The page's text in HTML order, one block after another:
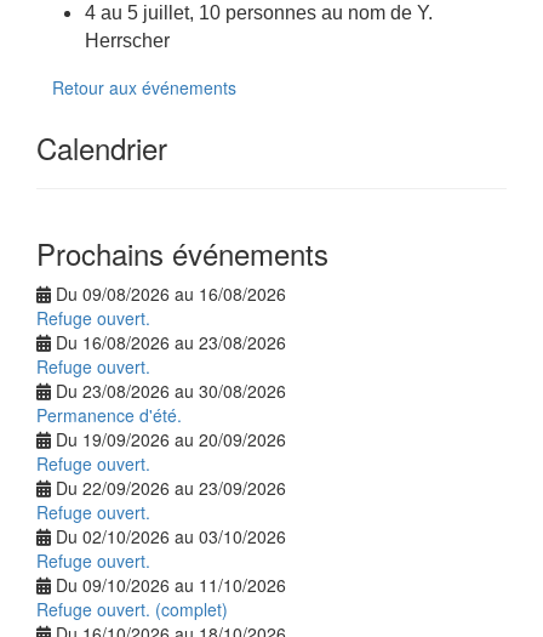
4 au 5 juillet, 10 personnes au nom de Y.
Herrscher
Retour aux événements
Calendrier
Prochains événements
Du 09/08/2026 au 16/08/2026
Refuge ouvert.
Du 16/08/2026 au 23/08/2026
Refuge ouvert.
Du 23/08/2026 au 30/08/2026
Permanence d'été.
Du 19/09/2026 au 20/09/2026
Refuge ouvert.
Du 22/09/2026 au 23/09/2026
Refuge ouvert.
Du 02/10/2026 au 03/10/2026
Refuge ouvert.
Du 09/10/2026 au 11/10/2026
Refuge ouvert. (complet)